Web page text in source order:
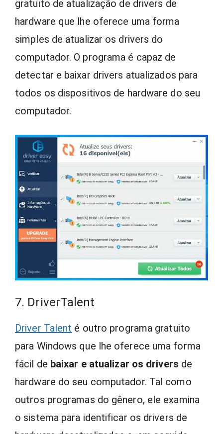
gratuito de atualização de drivers de
hardware que lhe oferece uma forma
simples de atualizar os drivers do
computador. O programa é capaz de
detectar e baixar drivers atualizados para
todos os dispositivos de hardware do seu
computador.
7. DriverTalent
Driver Talent é outro programa gratuito
para Windows que lhe oferece uma forma
fácil de baixar e atualizar os drivers de
hardware do seu computador. Tal como
outros programas do gênero, ele examina
o sistema para identificar os drivers de